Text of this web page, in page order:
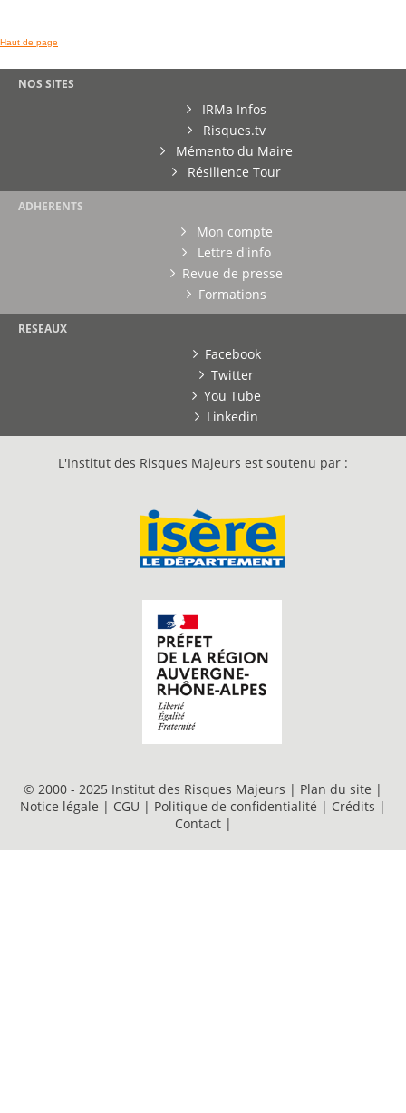
Haut de page
NOS SITES
IRMa Infos
Risques.tv
Mémento du Maire
Résilience Tour
ADHERENTS
Mon compte
Lettre d'info
Revue de presse
Formations
RESEAUX
Facebook
Twitter
You Tube
Linkedin
L'Institut des Risques Majeurs est soutenu par :
© 2000 - 2025 Institut des Risques Majeurs | Plan du site |
Notice légale | CGU | Politique de confidentialité | Crédits |
Contact |